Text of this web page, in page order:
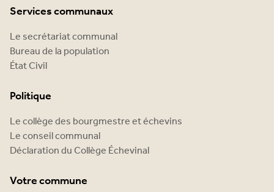
Services communaux
Le secrétariat communal
Bureau de la population
État Civil
Politique
Le collège des bourgmestre et échevins
Le conseil communal
Déclaration du Collège Échevinal
Votre commune